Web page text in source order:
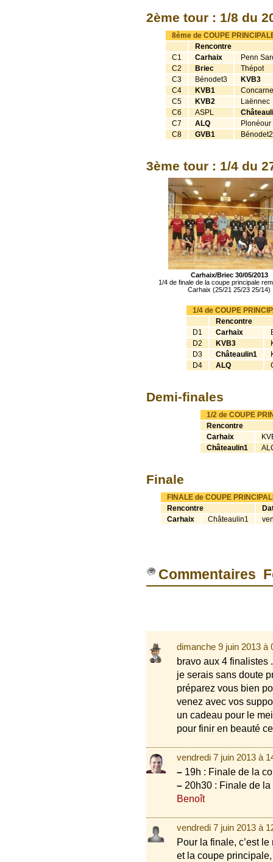
2ème tour : 1/8 du
8ème de COUPE
Rencontre
C1
Carhaix
Penn
C2
Briec
Thépot
C3
Bénodet3
KVB3
C4
KVB1
C5
KVB2
Laënnec
C6
ASPL
C7
ALQ
Plonéour
C8
GVB1 Bénodet2
3ème tour : 1/4 du
Carhaix/Briec 30/05/2013
1/4 de finale de la coupe principale
Carhaix (25/21 25/23 25/14)
1/4 de COUPE
Rencontre
D1
Carhaix
D2
KVB3
D3
Châteaulin1
D4
ALQ
Demi-finales
1/2 de COUPE
Rencontre
Carhaix
Châteaulin1
Finale
FINALE de COUPE
Rencontre
Carhaix
Châteaulin1
Commentaires
dimanche 9 juin 2013
bravo aux 4 finalistes
je serais sans doute
préparez vous bien
venez avec vos
un cadeau pour le
pour finir en beauté
vendredi 7 juin 2013 à
– 19h : Finale de la
– 20h30 : Finale de
Benoît
vendredi 7 juin 2013 à
Pour la finale, c’est
et la coupe